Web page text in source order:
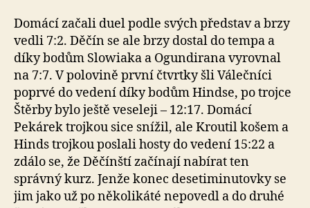
Domácí začali duel podle svých představ a brzy
vedli 7:2. Děčín se ale brzy dostal do tempa a
díky bodům Slowiaka a Ogundirana vyrovnal
na 7:7. V polovině první čtvrtky šli Válečníci
poprvé do vedení díky bodům Hindse, po trojce
Štěrby bylo ještě veseleji – 12:17. Domácí
Pekárek trojkou sice snížil, ale Kroutil košem a
Hinds trojkou poslali hosty do vedení 15:22 a
zdálo se, že Děčínští začínají nabírat ten
správný kurz. Jenže konec desetiminutovky se
jim jako už po několikáté nepovedl a do druhé